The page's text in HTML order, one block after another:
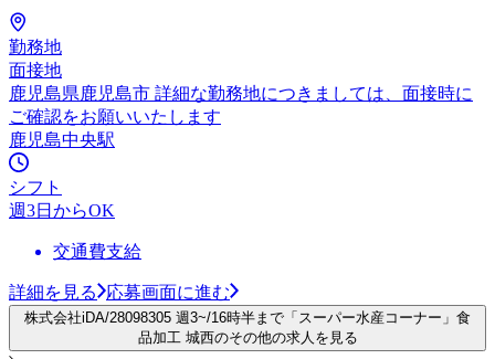
勤務地
面接地
鹿児島県鹿児島市 詳細な勤務地につきましては、面接時に
ご確認をお願いいたします
鹿児島中央駅
シフト
週3日からOK
交通費支給
詳細を見る 応募画面に進む
株式会社iDA/28098305 週3~/16時半まで「スーパー水産コーナー」食
品加工 城西のその他の求人を見る